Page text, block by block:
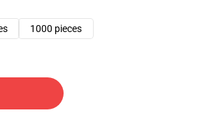
1000 pieces